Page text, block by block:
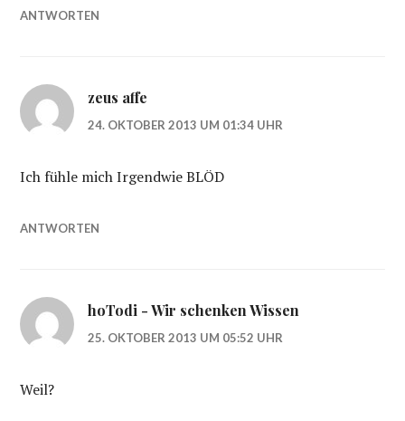
ANTWORTEN
zeus affe
24. OKTOBER 2013 UM 01:34 UHR
Ich fühle mich Irgendwie BLÖD
ANTWORTEN
hoTodi - Wir schenken Wissen
25. OKTOBER 2013 UM 05:52 UHR
Weil?